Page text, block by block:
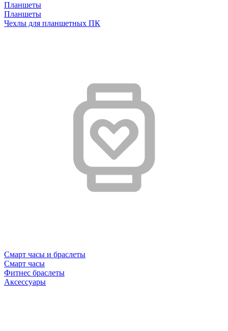
Планшеты
Планшеты
Чехлы для планшетных ПК
Смарт часы и браслеты
Смарт часы
Фитнес браслеты
Аксессуары